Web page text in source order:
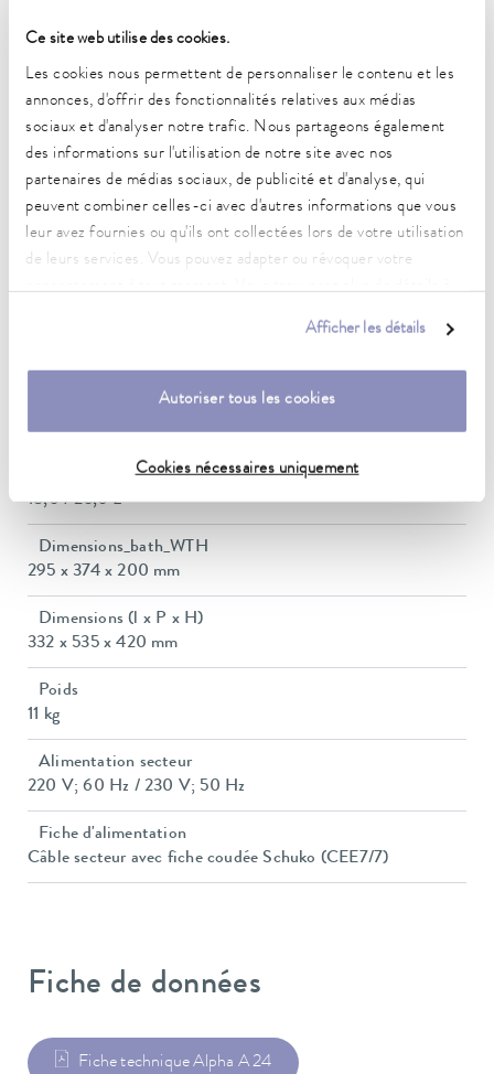
Ce site web utilise des cookies.
Les cookies nous permettent de personnaliser le contenu et les
annonces, d'offrir des fonctionnalités relatives aux médias
sociaux et d'analyser notre trafic. Nous partageons également
des informations sur l'utilisation de notre site avec nos
partenaires de médias sociaux, de publicité et d'analyse, qui
peuvent combiner celles-ci avec d'autres informations que vous
leur avez fournies ou qu'ils ont collectées lors de votre utilisation
de leurs services. Vous pouvez adapter ou révoquer votre
Afficher les détails
Autoriser tous les cookies
Cookies nécessaires uniquement
Constance de la température
0,05 ± K
Puissance de chauffe max.
1,5 kW
Puissance absorbée max.
1,5 kW
Consommation de courant
Pompe Débit max. (pression)
15 L/min
Volume du bain min./max.
18,0 / 25,0 L
Dimensions_bath_WTH
295 x 374 x 200 mm
Dimensions (l x P x H)
332 x 535 x 420 mm
Poids
11 kg
Alimentation secteur
220 V; 60 Hz / 230 V; 50 Hz
Fiche d'alimentation
Câble secteur avec fiche coudée Schuko (CEE7/7)
Fiche de données
Fiche technique Alpha A 24